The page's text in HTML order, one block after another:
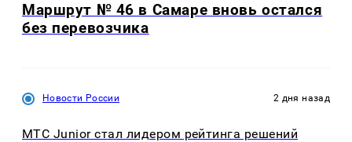
Маршрут № 46 в Самаре вновь остался
без перевозчика
Новости России 2 дня назад
МТС Junior стал лидером рейтинга решений